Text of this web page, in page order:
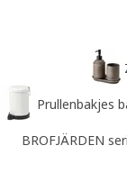
Prullenbakjes
BROFJÄRDEN